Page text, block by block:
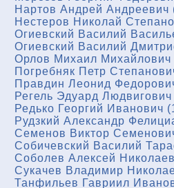
Нартов Андрей Андреевич
Нестеров Николай
Огиевский Василий
Огиевский Василий
Орлов Михаил Михайлович
Погребняк Петр
Правдин Леонид
Регель Эдуард
Редько Георгий Иванович
Рудзкий Александр
Семенов Виктор
Собичевский Василий
Соболев Алексей
Сукачев Владимир
Танфильев Гавриил